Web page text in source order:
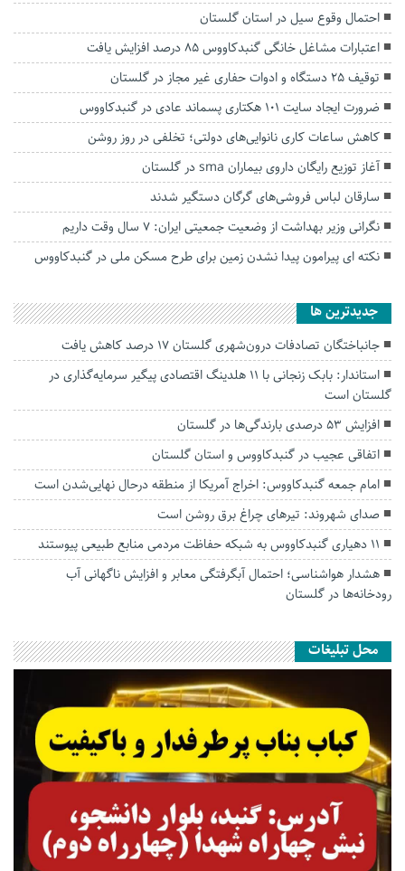
احتمال وقوع سیل در استان گلستان
اعتبارات مشاغل خانگی گنبدکاووس ۸۵ درصد افزایش یافت
توقیف ۲۵ دستگاه و ادوات حفاری غیر مجاز در گلستان
ضرورت ایجاد سایت ۱۰۱ هکتاری پسماند عادی در گنبدکاووس
کاهش ساعات کاری نانوایی‌های دولتی؛ تخلفی در روز روشن
آغاز توزیع رایگان داروی بیماران sma در گلستان
سارقان لباس فروشی‌های گرگان دستگیر شدند
نگرانی وزیر بهداشت از وضعیت جمعیتی ایران: ۷ سال وقت داریم
نکته ای پیرامون پیدا نشدن زمین برای طرح مسکن ملی در گنبدکاووس
جديدترين ها
جانباختگان تصادفات درون‌شهری گلستان ۱۷ درصد کاهش یافت
استاندار: بابک زنجانی با ۱۱ هلدینگ اقتصادی پیگیر سرمایه‌گذاری در
گلستان است
افزایش ۵۳ درصدی بارندگی‌ها در گلستان
اتفاقی عجیب در‌ گنبدکاووس و استان گلستان
امام جمعه گنبدکاووس: اخراج آمریکا از منطقه درحال نهایی‌شدن است
صدای شهروند: تیرهای چراغ برق روشن است
۱۱ دهیاری گنبدکاووس به شبکه حفاظت مردمی منابع طبیعی پیوستند
هشدار هواشناسی؛ احتمال آبگرفتگی معابر و افزایش ناگهانی آب
رودخانه‌ها در گلستان
محل تبلیغات